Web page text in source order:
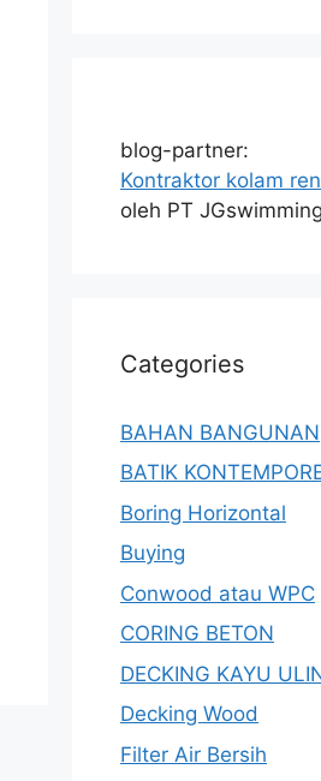
blog-partner:
Kontraktor kolam
oleh PT
Categories
BAHAN BANGUNAN
BATIK
Boring Horizontal
Buying
Conwood atau WPC
CORING BETON
DECKING KAYU
Decking Wood
Filter Air Bersih